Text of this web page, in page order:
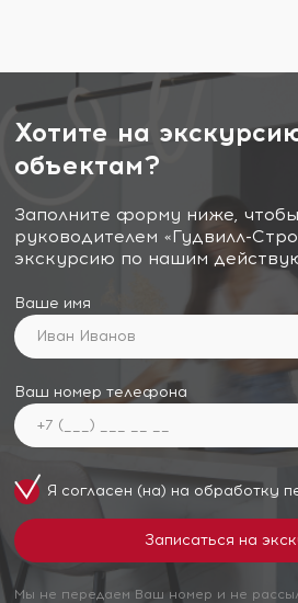
Хотите на
объектам?
Заполните форму ниже,
руководителем «Гудвилл-
экскурсию по нашим
Ваше имя
Ваш номер телефона
Я согласен (на) на обработку
Мы не передаем Ваш номер и не